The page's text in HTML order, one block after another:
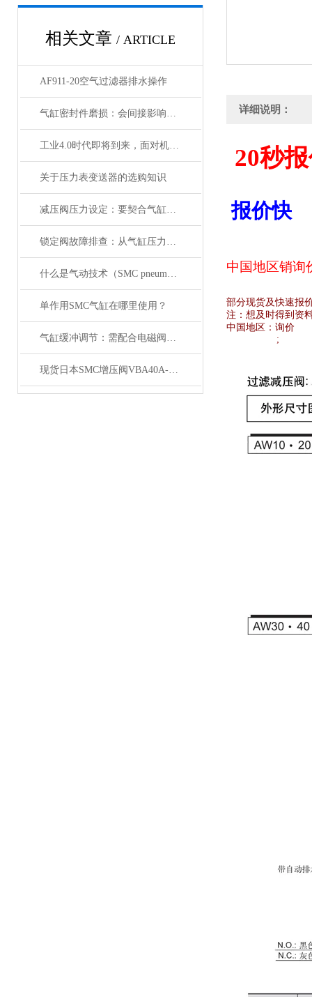
相关文章 / ARTICLE
AF911-20空气过滤器排水操作
气缸密封件磨损：会间接影响电磁阀与锁定阀的性能吗
工业4.0时代即将到来，面对机遇与挑战，日本SMC该如何应对？
关于压力表变送器的选购知识
减压阀压力设定：要契合气缸负载与电磁阀的工作范围
锁定阀故障排查：从气缸压力变化与电磁阀信号入手
什么是气动技术（SMC pneumatics）
单作用SMC气缸在哪里使用？
气缸缓冲调节：需配合电磁阀的响应速度来调整
现货日本SMC增压阀VBA40A-04GN
详细说明：
20秒
报价快
中国地区销询
部分现货及快速报
注：想及时得到资
中国地区： 询价
;